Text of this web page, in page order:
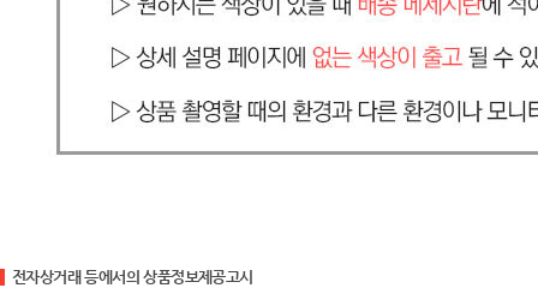
전자상거래 등에서의 상품정보제공고시